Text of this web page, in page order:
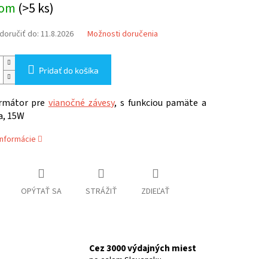
(>5 ks)
do: 11.8.2026 Možnosti doručenia
Pridať do košíka
previanočné závesy, s funkciou pamäte a
15W
OPÝTAŤ SA STRÁŽIŤ ZDIEĽAŤ
Cez 3000 výdajných miest